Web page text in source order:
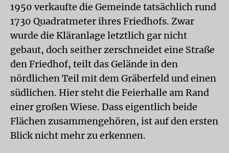
1950 verkaufte die Gemeinde tatsächlich rund
1730 Quadratmeter ihres Friedhofs. Zwar
wurde die Kläranlage letztlich gar nicht
gebaut, doch seither zerschneidet eine Straße
den Friedhof, teilt das Gelände in den
nördlichen Teil mit dem Gräberfeld und einen
südlichen. Hier steht die Feierhalle am Rand
einer großen Wiese. Dass eigentlich beide
Flächen zusammengehören, ist auf den ersten
Blick nicht mehr zu erkennen.